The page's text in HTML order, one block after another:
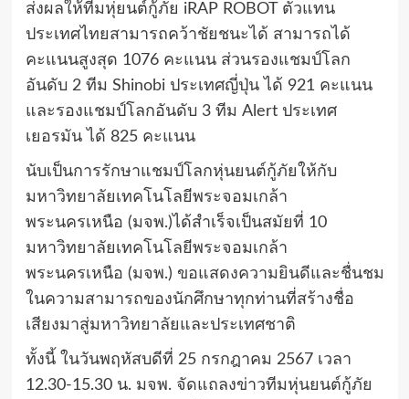
ส่งผลให้ทีมหุ่ยนต์กู้ภัย iRAP ROBOT ตัวแทน
ประเทศไทยสามารถคว้าชัยชนะได้ สามารถได้
คะแนนสูงสุด 1076 คะแนน ส่วนรองแชมป์โลก
อันดับ 2 ทีม Shinobi ประเทศญี่ปุ่น ได้ 921 คะแนน
และรองแชมป์โลกอันดับ 3 ทีม Alert ประเทศ
เยอรมัน ได้ 825 คะแนน
นับเป็นการรักษาแชมป์โลกหุ่นยนต์กู้ภัยให้กับ
มหาวิทยาลัยเทคโนโลยีพระจอมเกล้า
พระนครเหนือ (มจพ.)ได้สำเร็จเป็นสมัยที่ 10
มหาวิทยาลัยเทคโนโลยีพระจอมเกล้า
พระนครเหนือ (มจพ.) ขอแสดงความยินดีและชื่นชม
ในความสามารถของนักศึกษาทุกท่านที่สร้างชื่อ
เสียงมาสู่มหาวิทยาลัยและประเทศชาติ
ทั้งนี้ ในวันพฤหัสบดีที่ 25 กรกฎาคม 2567 เวลา
12.30-15.30 น. มจพ. จัดแถลงข่าวทีมหุ่นยนต์กู้ภัย